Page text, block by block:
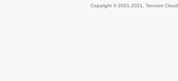
Copyright © 2001-2021, Tencent Cloud.